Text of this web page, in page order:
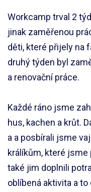
Workcamp trval 2
jinak zaměřenou
děti, které přijely na
druhý týden byl
a renovační práce.
Každé ráno jsme
hus, kachen a krůt.
a a posbírali jsme
králíkům, které
také jim doplnili
oblíbená aktivita a